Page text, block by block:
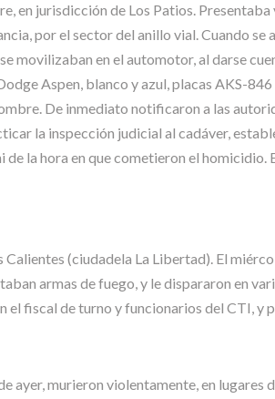
en jurisdicción de Los Patios.
por el sector del anillo vial. Cuando se
movilizaban en el automotor, al darse
Aspen, blanco y azul, placas AKS-846
De inmediato notificaron a las
la inspección judicial al cadáver,
la hora en que cometieron el homicidio.
(ciudadela La Libertad). El
armas de fuego, y le dispararon en
el fiscal de turno y funcionarios del CTI,
ayer, murieron violentamente, en